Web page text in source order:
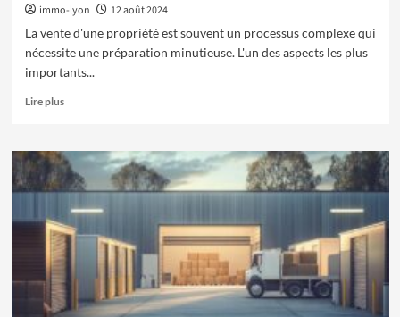
immo-lyon
12 août 2024
La vente d'une propriété est souvent un processus complexe qui
nécessite une préparation minutieuse. L'un des aspects les plus
importants...
Lire plusEn
sur
Quel
est
de
rénover
un
avant